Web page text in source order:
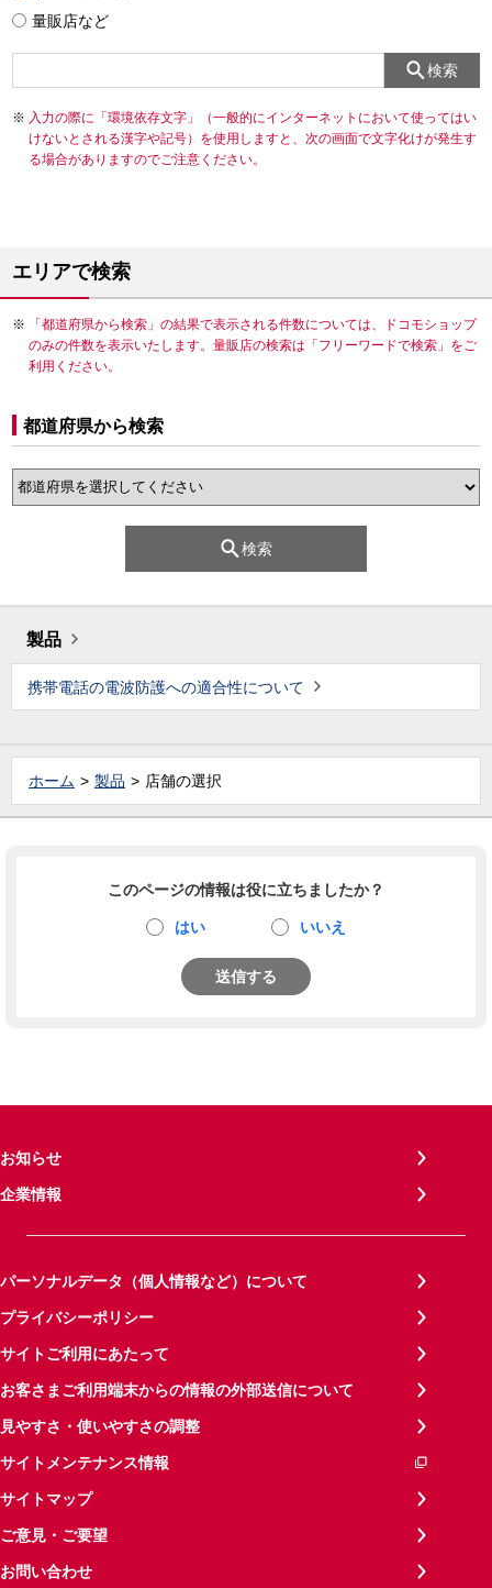
量販店など
検索
入力の際に「環境依存文字」（一般的にインターネットにおいて使ってはい
けないとされる漢字や記号）を使用しますと、次の画面で文字化けが発生す
る場合がありますのでご注意ください。
エリアで検索
「都道府県から検索」の結果で表示される件数については、ドコモショップ
のみの件数を表示いたします。量販店の検索は「フリーワードで検索」をご
利用ください。
都道府県から検索
検索
製品
携帯電話の電波防護への適合性について
ホーム 製品 店舗の選択
このページの情報は役に立ちましたか？
はい いいえ
送信する
お知らせ
企業情報
パーソナルデータ（個人情報など）について
プライバシーポリシー
サイトご利用にあたって
お客さまご利用端末からの情報の外部送信について
見やすさ・使いやすさの調整
サイトメンテナンス情報
サイトマップ
ご意見・ご要望
お問い合わせ